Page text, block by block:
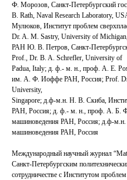
Ф. Морозов, Санкт-Петербургский
B. Rath, Naval Research Laboratory,
Мулюков, Институт проблем
Dr. A. M. Sastry, University of
РАН Ю. В. Петров, Санкт-
Prof., Dr. B. A. Schrefler, University of
Padua, Italy; д. ф.‑ м. н., проф. А. Е.
им. А. Ф. Иоффе РАН, Россия; Prof.
University,
Singapore; д.ф-м.н. Н. В. Скиба,
РАН, Россия; д. ф.‑ м. н., проф. А. Б.
машиноведения РАН, Россия; д.ф-
машиноведения РАН, Россия
Международный научный журнал
Санкт-Петербургским
сотрудничестве с Институтом